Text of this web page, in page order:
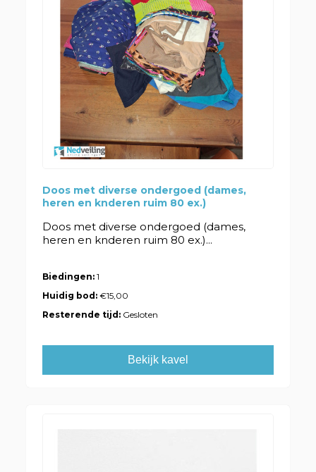
Doos met diverse ondergoed (dames,
heren en knderen ruim 80 ex.)
Doos met diverse ondergoed (dames,
heren en knderen ruim 80 ex.)...
Biedingen: 1
Huidig bod:€15,00
Resterende tijd: Gesloten
Bekijk kavel